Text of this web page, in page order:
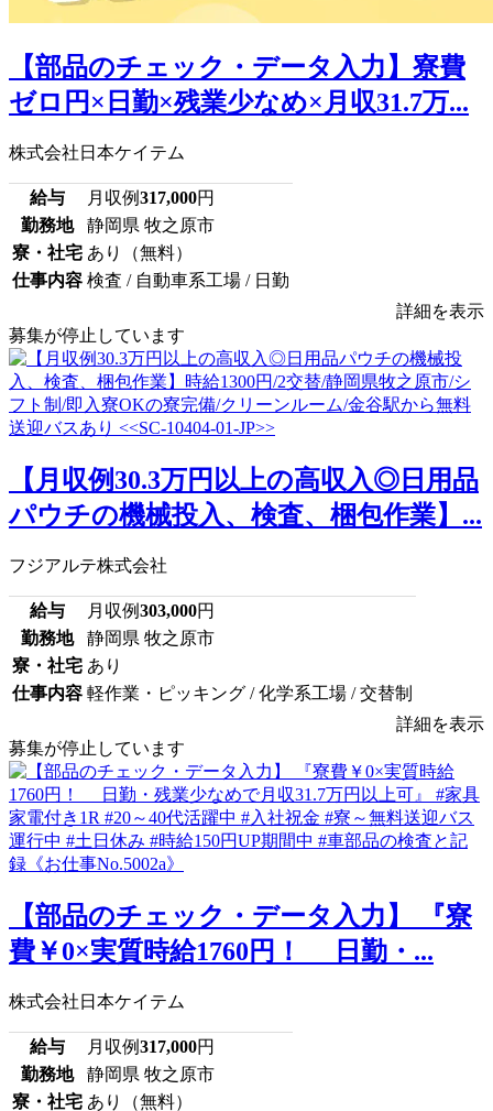
【部品のチェック・データ入力】寮費
ゼロ円×日勤×残業少なめ×月収31.7万...
株式会社日本ケイテム
給与 月収例317,000円
勤務地
静岡県 牧之原市
寮・社宅 あり（無料）
仕事内容 検査 / 自動車系工場 / 日勤
詳細を表示
募集が停止しています
【月収例30.3万円以上の高収入◎日用品
パウチの機械投入、検査、梱包作業】...
フジアルテ株式会社
給与 月収例303,000円
勤務地
静岡県 牧之原市
寮・社宅 あり
仕事内容 軽作業・ピッキング / 化学系工場 / 交替制
詳細を表示
募集が停止しています
【部品のチェック・データ入力】 『寮
費￥0×実質時給1760円！ 日勤・...
株式会社日本ケイテム
給与 月収例317,000円
勤務地
静岡県 牧之原市
寮・社宅 あり（無料）